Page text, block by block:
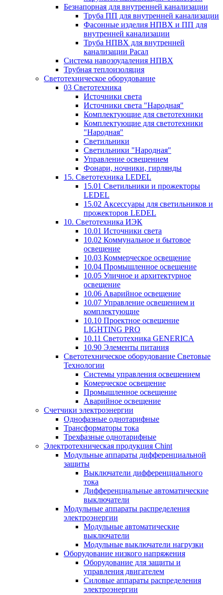
Безнапорная для внутренней канализации
Труба ПП для внутренней канализации
Фасонные изделия НПВХ и ПП для
внутренней канализации
Труба НПВХ для внутренней
канализации Расал
Система навозоудаления НПВХ
Трубная теплоизоляция
Светотехническое оборудование
03 Светотехника
Источники света
Источники света "Народная"
Комплектующие для светотехники
Комплектующие для светотехники
"Народная"
Светильники
Светильники "Народная"
Управление освещением
Фонари, ночники, гирлянды
15. Светотехника LEDEL
15.01 Светильники и прожекторы
LEDEL
15.02 Аксессуары для светильников и
прожекторов LEDEL
10. Светотехника ИЭК
10.01 Источники света
10.02 Коммунальное и бытовое
освещение
10.03 Коммерческое освещение
10.04 Промышленное освещение
10.05 Уличное и архитектурное
освещение
10.06 Аварийное освещение
10.07 Управление освещением и
комплектующие
10.10 Проектное освещение
LIGHTING PRO
10.11 Светотехника GENERICA
10.90 Элементы питания
Светотехническое оборудование Световые
Технологии
Системы управления освещением
Комерческое освещение
Промышленное освещение
Аварийное освещение
Счетчики электроэнергии
Однофазные однотарифные
Трансформаторы тока
Трехфазные однотарифные
Электротехническая продукция Chint
Модульные аппараты дифференциальной
защиты
Выключатели дифференциального
тока
Дифференциальные автоматические
выключатели
Модульные аппараты распределения
электроэнергии
Модульные автоматические
выключатели
Модульные выключатели нагрузки
Оборудование низкого напряжения
Оборудование для защиты и
управления двигателем
Силовые аппараты распределения
электроэнергии